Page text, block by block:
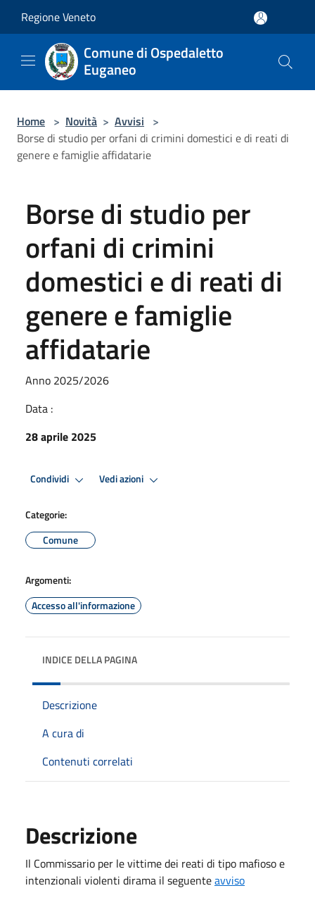
Regione Veneto
Comune di Ospedaletto
Euganeo
Home > Novità > Avvisi >
Borse di studio per orfani di crimini domestici e di reati di
genere e famiglie affidatarie
Borse di studio per
orfani di crimini
domestici e di reati di
genere e famiglie
affidatarie
Anno 2025/2026
Data :
28 aprile 2025
Condividi Vedi azioni
Categorie:
Comune
Argomenti:
Accesso all'informazione
INDICE DELLA PAGINA
Descrizione
A cura di
Contenuti correlati
Descrizione
Il Commissario per le vittime dei reati di tipo mafioso e
intenzionali violenti dirama il seguenteavviso